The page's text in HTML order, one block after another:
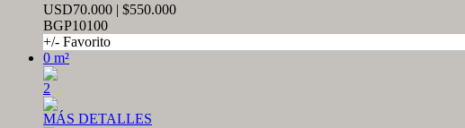
USD70.000 | $550.000
BGP10100
+/- Favorito
0 m²
2
MÁS DETALLES